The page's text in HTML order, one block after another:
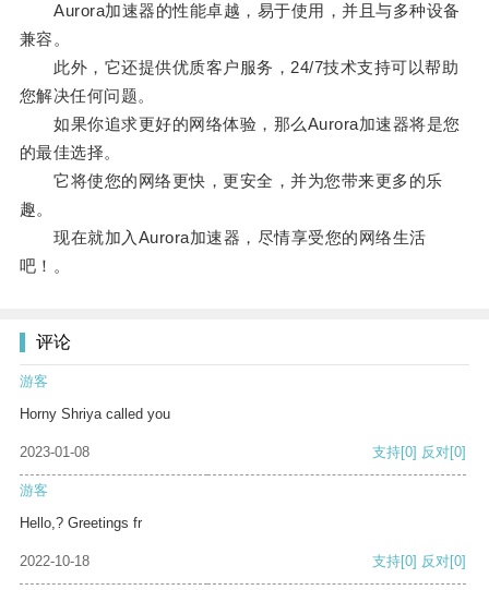
Aurora加速器的性能卓越，易于使用，并且与多种设备
兼容。
此外，它还提供优质客户服务，24/7技术支持可以帮助
您解决任何问题。
如果你追求更好的网络体验，那么Aurora加速器将是您
的最佳选择。
它将使您的网络更快，更安全，并为您带来更多的乐
趣。
现在就加入Aurora加速器，尽情享受您的网络生活
吧！。
评论
游客
Horny Shriya called you
2023-01-08 支持[0] 反对[0]
游客
Hello,? Greetings fr
2022-10-18 支持[0] 反对[0]